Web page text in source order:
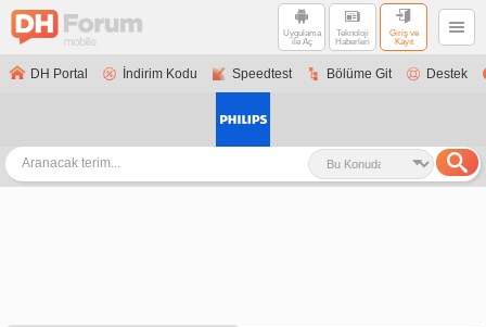
Uygulama
ile Aç
Teknoloji
Haberleri
Giriş ve
Kayıt
DH Portal İndirim Kodu Speedtest Bölüme Git Destek